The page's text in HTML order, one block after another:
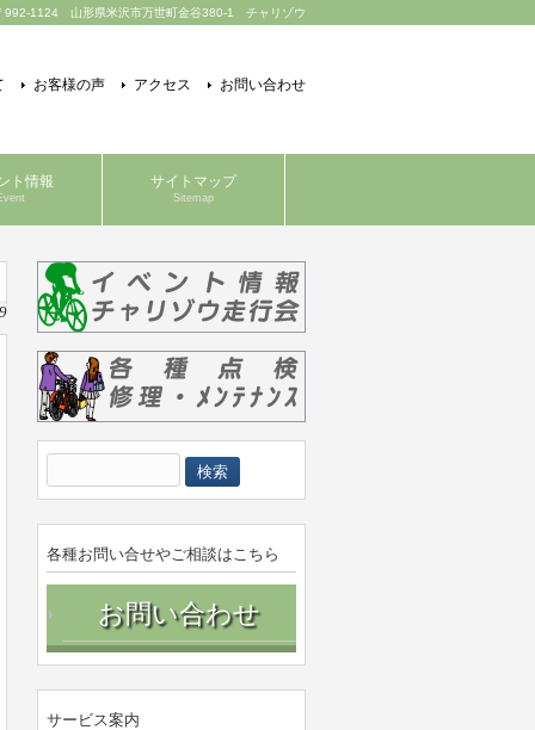
992-1124 山形県米沢市万世町金谷380-1 チャリゾウ
お客様の声 アクセス お問い合わせ
ト情報 サイトマップ
Sitemap
索:
各種お問い合せやご相談はこちら
お問い合わせ
サービス案内